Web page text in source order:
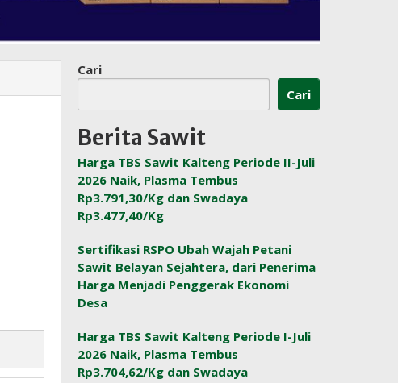
Cari
Cari
Berita Sawit
Harga TBS Sawit Kalteng Periode II-Juli
2026 Naik, Plasma Tembus
Rp3.791,30/Kg dan Swadaya
Rp3.477,40/Kg
Sertifikasi RSPO Ubah Wajah Petani
Sawit Belayan Sejahtera, dari Penerima
Harga Menjadi Penggerak Ekonomi
Desa
Harga TBS Sawit Kalteng Periode I-Juli
2026 Naik, Plasma Tembus
Rp3.704,62/Kg dan Swadaya